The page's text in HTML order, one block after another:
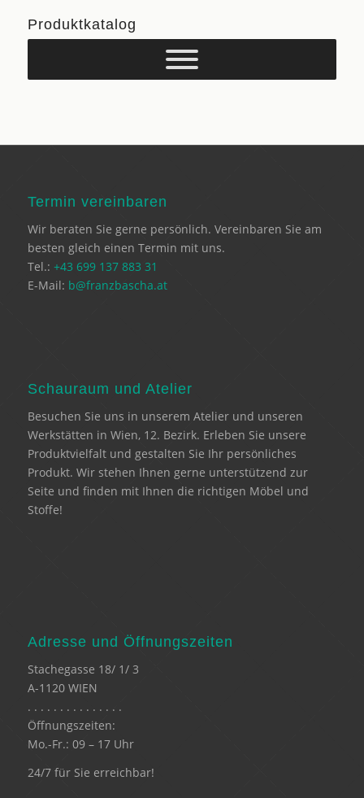
Produktkatalog
Termin vereinbaren
Wir beraten Sie gerne persönlich. Vereinbaren Sie am
besten gleich einen Termin mit uns.
Tel.: +43 699 137 883 31
E-Mail: b@franzbascha.at
Schauraum und Atelier
Besuchen Sie uns in unserem Atelier und unseren
Werkstätten in Wien, 12. Bezirk. Erleben Sie unsere
Produktvielfalt und gestalten Sie Ihr persönliches
Produkt. Wir stehen Ihnen gerne unterstützend zur
Seite und finden mit Ihnen die richtigen Möbel und
Stoffe!
Adresse und Öffnungszeiten
Stachegasse 18/ 1/ 3
A-1120 WIEN
. . . . . . . . . . . . . . .
Öffnungszeiten:
Mo.-Fr.: 09 – 17 Uhr
24/7 für Sie erreichbar!